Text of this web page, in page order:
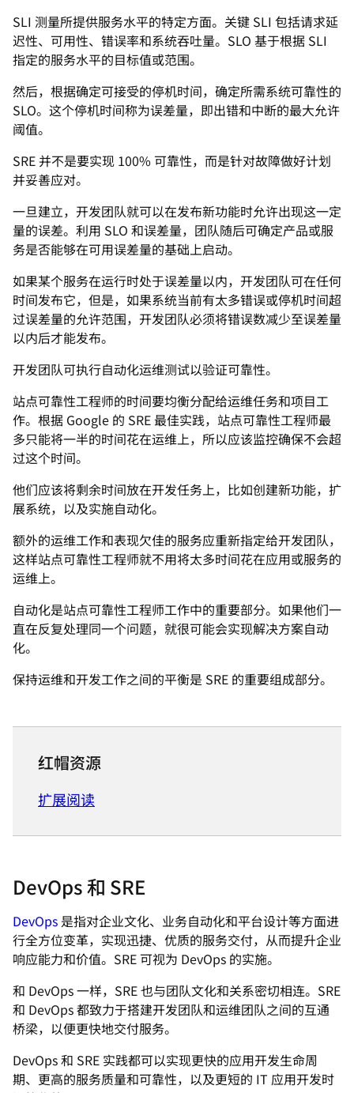
SLI 测量所提供服务水平的特定方面。关键 SLI 包括请求延
迟性、可用性、错误率和系统吞吐量。SLO 基于根据 SLI
指定的服务水平的目标值或范围。
然后，根据确定可接受的停机时间，确定所需系统可靠性的
SLO。这个停机时间称为误差量，即出错和中断的最大允许
阈值。
SRE 并不是要实现 100% 可靠性，而是针对故障做好计划
并妥善应对。
一旦建立，开发团队就可以在发布新功能时允许出现这一定
量的误差。利用 SLO 和误差量，团队随后可确定产品或服
务是否能够在可用误差量的基础上启动。
如果某个服务在运行时处于误差量以内，开发团队可在任何
时间发布它，但是，如果系统当前有太多错误或停机时间超
过误差量的允许范围，开发团队必须将错误数减少至误差量
以内后才能发布。
开发团队可执行自动化运维测试以验证可靠性。
站点可靠性工程师的时间要均衡分配给运维任务和项目工
作。根据 Google 的 SRE 最佳实践，站点可靠性工程师最
多只能将一半的时间花在运维上，所以应该监控确保不会超
过这个时间。
他们应该将剩余时间放在开发任务上，比如创建新功能，扩
展系统，以及实施自动化。
额外的运维工作和表现欠佳的服务应重新指定给开发团队，
这样站点可靠性工程师就不用将太多时间花在应用或服务的
运维上。
自动化是站点可靠性工程师工作中的重要部分。如果他们一
直在反复处理同一个问题，就很可能会实现解决方案自动
化。
保持运维和开发工作之间的平衡是 SRE 的重要组成部分。
红帽资源
扩展阅读
DevOps 和 SRE
DevOps 是指对企业文化、业务自动化和平台设计等方面进
行全方位变革，实现迅捷、优质的服务交付，从而提升企业
响应能力和价值。SRE 可视为 DevOps 的实施。
和 DevOps 一样，SRE 也与团队文化和关系密切相连。SRE
和 DevOps 都致力于搭建开发团队和运维团队之间的互通
桥梁，以便更快地交付服务。
DevOps 和 SRE 实践都可以实现更快的应用开发生命周
期、更高的服务质量和可靠性，以及更短的 IT 应用开发时